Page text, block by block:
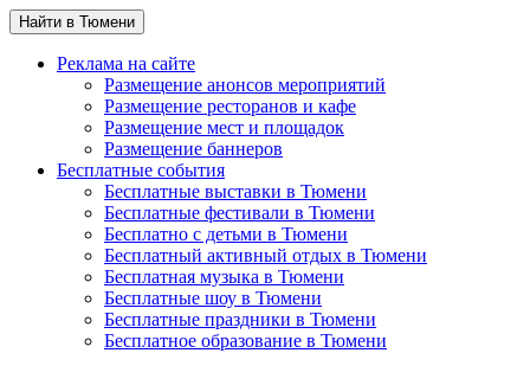
Найти в Тюмени
Реклама на сайте
Размещение анонсов мероприятий
Размещение ресторанов и кафе
Размещение мест и площадок
Размещение баннеров
Бесплатные события
Бесплатные выставки в Тюмени
Бесплатные фестивали в Тюмени
Бесплатно с детьми в Тюмени
Бесплатный активный отдых в Тюмени
Бесплатная музыка в Тюмени
Бесплатные шоу в Тюмени
Бесплатные праздники в Тюмени
Бесплатное образование в Тюмени